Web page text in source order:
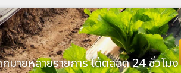
ายหลายรายการ ได้ตลอด 24 ชั่วโมง